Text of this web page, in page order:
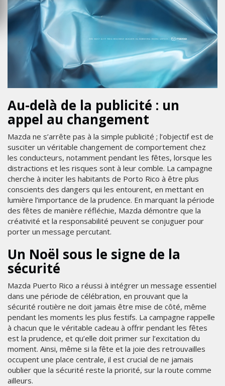
Au-delà de la publicité : un
appel au changement
Mazda ne s’arrête pas à la simple publicité ; l’objectif est de
susciter un véritable changement de comportement chez
les conducteurs, notamment pendant les fêtes, lorsque les
distractions et les risques sont à leur comble. La campagne
cherche à inciter les habitants de Porto Rico à être plus
conscients des dangers qui les entourent, en mettant en
lumière l’importance de la prudence. En marquant la période
des fêtes de manière réfléchie, Mazda démontre que la
créativité et la responsabilité peuvent se conjuguer pour
porter un message percutant.
Un Noël sous le signe de la
sécurité
Mazda Puerto Rico a réussi à intégrer un message essentiel
dans une période de célébration, en prouvant que la
sécurité routière ne doit jamais être mise de côté, même
pendant les moments les plus festifs. La campagne rappelle
à chacun que le véritable cadeau à offrir pendant les fêtes
est la prudence, et qu’elle doit primer sur l’excitation du
moment. Ainsi, même si la fête et la joie des retrouvailles
occupent une place centrale, il est crucial de ne jamais
oublier que la sécurité reste la priorité, sur la route comme
ailleurs.